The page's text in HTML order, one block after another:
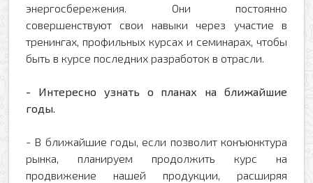
энергосбережения. Они постоянно
совершенствуют свои навыки через участие в
тренингах, профильных курсах и семинарах, чтобы
быть в курсе последних разработок в отрасли.
- Интересно узнать о планах на ближайшие
годы.
- В ближайшие годы, если позволит конъюнктура
рынка, планируем продолжить курс на
продвижение нашей продукции, расширяя